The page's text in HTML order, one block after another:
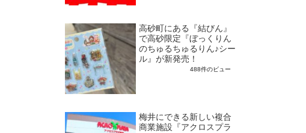
高砂町にある『結びん』
で高砂限定『ぼっくりん
のちゅるちゅるりん♪シー
ル』が新発売！
488件のビュー
梅井にできる新しい複合
商業施設『アクロスプラ